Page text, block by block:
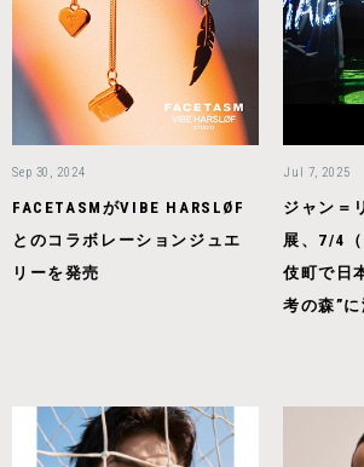
Sep 30, 2024
FACETASMがVIBE HARSLØF
とのコラボレーションジュエ
リーを発売
Jul 7, 2025
ジャン＝
展、7/4
伎町で日
考の森”に